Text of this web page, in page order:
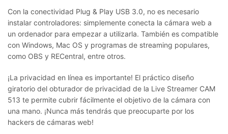
Con la conectividad Plug & Play USB 3.0, no es necesario
instalar controladores: simplemente conecta la cámara web a
un ordenador para empezar a utilizarla. También es compatible
con Windows, Mac OS y programas de streaming populares,
como OBS y RECentral, entre otros.
¡La privacidad en línea es importante! El práctico diseño
giratorio del obturador de privacidad de la Live Streamer CAM
513 te permite cubrir fácilmente el objetivo de la cámara con
una mano. ¡Nunca más tendrás que preocuparte por los
hackers de cámaras web!